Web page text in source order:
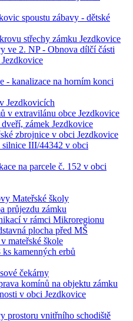
spoustu zábavy - dětské
střechy zámku Jezdkovice
ve 2. NP - Obnova dílčí části
- kanalizace na horním konci
Jezdkovicích
v extravilánu obce Jezdkovice
zámek Jezdkovice
zbrojnice v obci Jezdkovice
III/44342 v obci
na parcele č. 152 v obci
Mateřské školy
průjezdu zámku
v rámci Mikroregionu
plocha před MŠ
mateřské škole
kamenných erbů
čekárny
komínů na objektu zámku
v obci Jezdkovice
prostoru vnitřního schodiště